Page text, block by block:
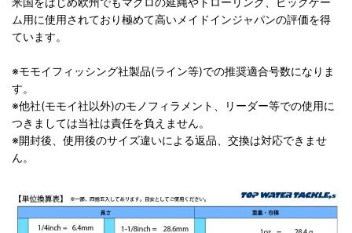
ム用に使用されており極めて高いメイドインジャパンの評価を得
ています。
※モモイフィッシング社製品(ライン等)での推奨適合号数になりま
す。
※他社(モモイ社以外)のモノフィラメント、リーダー等での使用に
つきましては当社は責任を負えません。
※開封後、使用後のサイズ違いによる返品、交換は対応できませ
ん。